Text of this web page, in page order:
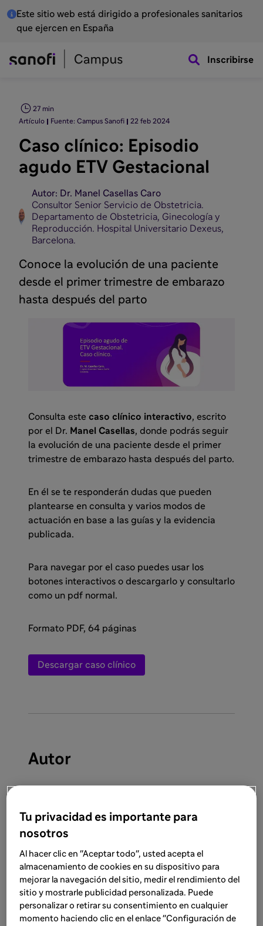
Este sitio web está dirigido a profesionales sanitarios
que ejercen en España
Inscribirse
Artículo Fuente: Campus Sanofi 22 feb 2024
27 min
Caso clínico: Episodio
agudo ETV Gestacional
Autor: Dr. Manel Casellas Caro
Consultor Senior Servicio de Obstetricia.
Departamento de Obstetricia, Ginecología y
Reproducción. Hospital Universitario Dexeus,
Barcelona.
Conoce la evolución de una paciente
desde el primer trimestre de embarazo
hasta después del parto
Consulta este caso clínico interactivo, escrito
por el Dr. Manel Casellas, donde podrás seguir
la evolución de una paciente desde el primer
trimestre de embarazo hasta después del parto.
En él se te responderán dudas que pueden
plantearse en consulta y varios modos de
actuación en base a las guías y la evidencia
publicada.
Para navegar por el caso puedes usar los
botones interactivos o descargarlo y consultarlo
como un pdf normal.
Formato PDF, 64 páginas
Descargar caso clínico
Autor
Consultor Senior Servicio de
Obstetricia, Ginecología y
Reproducción. Hospital
Universitario Dexeus,
Barcelona.
Tu privacidad es importante para
nosotros
Al hacer clic en "Aceptar todo", usted acepta el
almacenamiento de cookies en su dispositivo para
mejorar la navegación del sitio, medir el rendimiento del
sitio y mostrarle publicidad personalizada. Puede
personalizar o retirar su consentimiento en cualquier
momento haciendo clic en el enlace "Configuración de